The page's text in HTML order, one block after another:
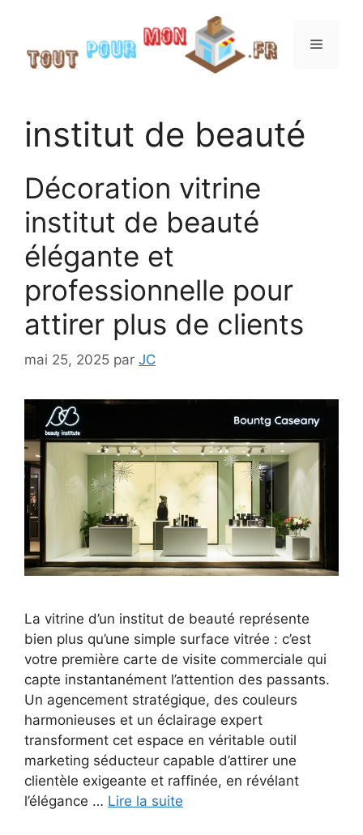
contenu
Menu
institut de beauté
Décoration vitrine
institut de beauté
élégante et
professionnelle pour
attirer plus de clients
mai 25, 2025 par JC
La vitrine d’un institut de beauté représente
bien plus qu’une simple surface vitrée : c’est
votre première carte de visite commerciale qui
capte instantanément l’attention des passants.
Un agencement stratégique, des couleurs
harmonieuses et un éclairage expert
transforment cet espace en véritable outil
marketing séducteur capable d’attirer une
clientèle exigeante et raffinée, en révélant
l’élégance … Lire la suite